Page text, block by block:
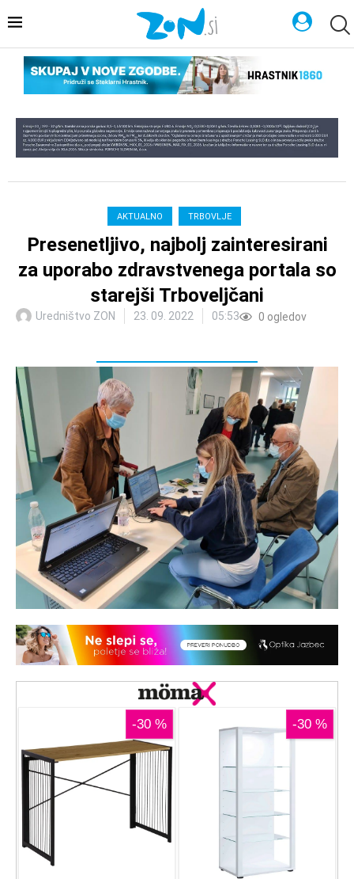
AKTUALNO TRBOVLJE
Presenetljivo, najbolj zainteresirani
za uporabo zdravstvenega portala so
starejši Trboveljčani
Uredništvo ZON 23. 09. 2022 05:53 0 ogledov